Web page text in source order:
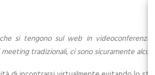
si tengono sul web in
tradizionali, ci sono sicuramente